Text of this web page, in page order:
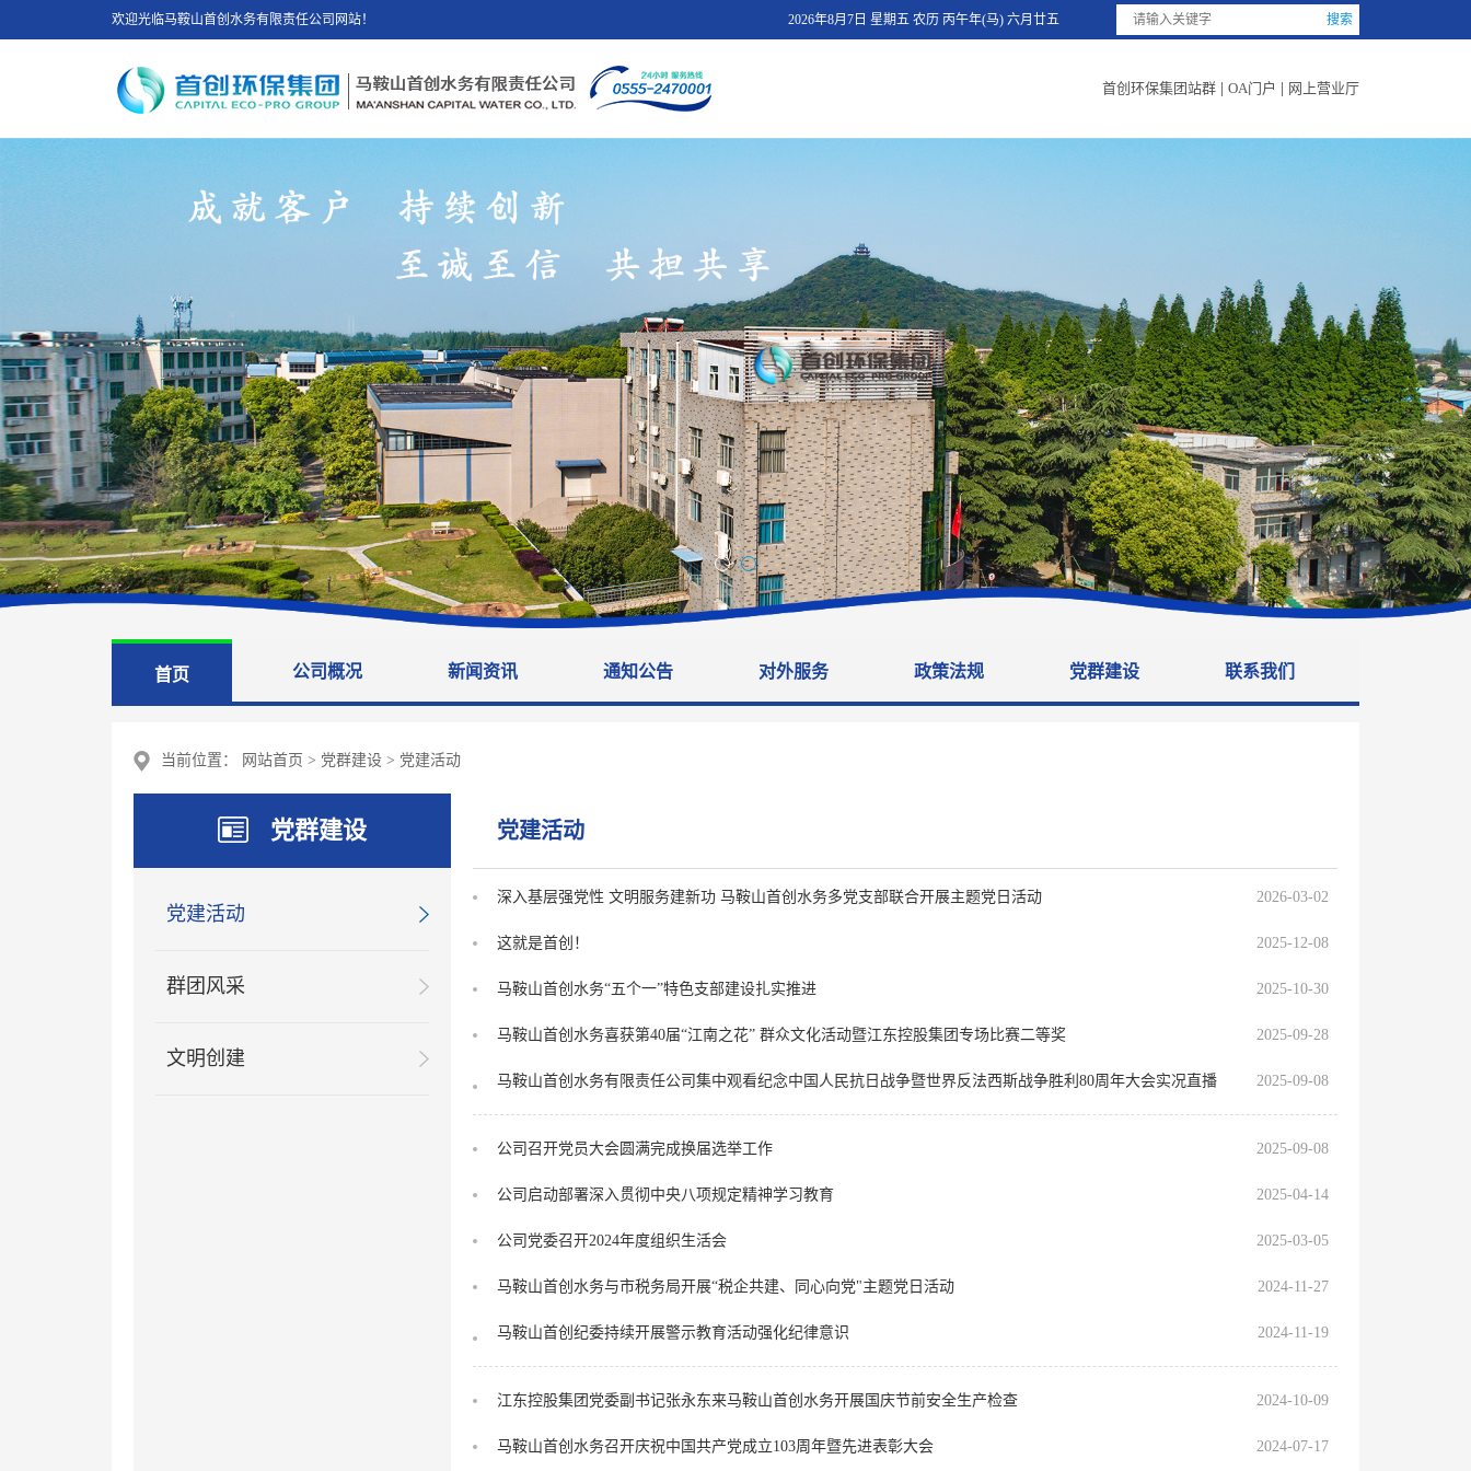
欢迎光临马鞍山首创水务有限责任公司网站！ 2026年8月7日 星期五 农历 丙午年(马) 六月廿五
首创环保集团站群 OA门户 网上营业厅
首页 公司概况 新闻资讯 通知公告 对外服务 政策法规 党群建设 联系我们
当前位置： 网站首页 > 党群建设 > 党建活动
党群建设
党建活动
群团风采
文明创建
党建活动
2026-03-02
深入基层强党性 文明服务建新功 马鞍山首创水务多党支部联合开展主题党日活动
2025-12-08
这就是首创！
2025-10-30
马鞍山首创水务“五个一”特色支部建设扎实推进
2025-09-28
马鞍山首创水务喜获第40届“江南之花” 群众文化活动暨江东控股集团专场比赛二等奖
2025-09-08
马鞍山首创水务有限责任公司集中观看纪念中国人民抗日战争暨世界反法西斯战争胜利80周年大会实况直播
2025-09-08
公司召开党员大会圆满完成换届选举工作
2025-04-14
公司启动部署深入贯彻中央八项规定精神学习教育
2025-03-05
公司党委召开2024年度组织生活会
2024-11-27
马鞍山首创水务与市税务局开展“税企共建、同心向党"主题党日活动
2024-11-19
马鞍山首创纪委持续开展警示教育活动强化纪律意识
2024-10-09
江东控股集团党委副书记张永东来马鞍山首创水务开展国庆节前安全生产检查
2024-07-17
马鞍山首创水务召开庆祝中国共产党成立103周年暨先进表彰大会